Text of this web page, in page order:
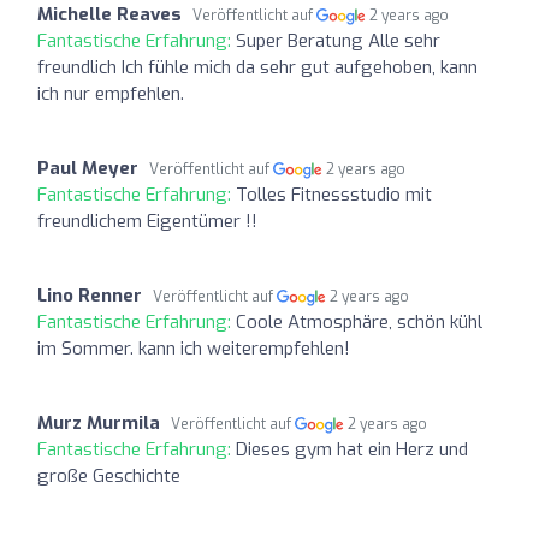
Michelle Reaves Veröffentlicht auf 2 years ago
Fantastische Erfahrung: Super Beratung Alle sehr
freundlich Ich fühle mich da sehr gut aufgehoben, kann
ich nur empfehlen.
Paul Meyer Veröffentlicht auf 2 years ago
Fantastische Erfahrung: Tolles Fitnessstudio mit
freundlichem Eigentümer !!
Lino Renner Veröffentlicht auf 2 years ago
Fantastische Erfahrung: Coole Atmosphäre, schön kühl
im Sommer. kann ich weiterempfehlen!
Murz Murmila Veröffentlicht auf 2 years ago
Fantastische Erfahrung: Dieses gym hat ein Herz und
große Geschichte